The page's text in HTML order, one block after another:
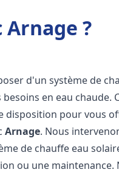
?
d'un système de
en eau chaude.
disposition pour vous
Arnage. Nous
de chauffe eau
ou une maintenance.